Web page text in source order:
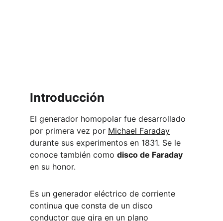
Introducción
El generador homopolar fue desarrollado
por primera vez por Michael Faraday
durante sus experimentos en 1831. Se le
conoce también como disco de Faraday
en su honor.
Es un generador eléctrico de corriente
continua que consta de un disco
conductor que gira en un plano